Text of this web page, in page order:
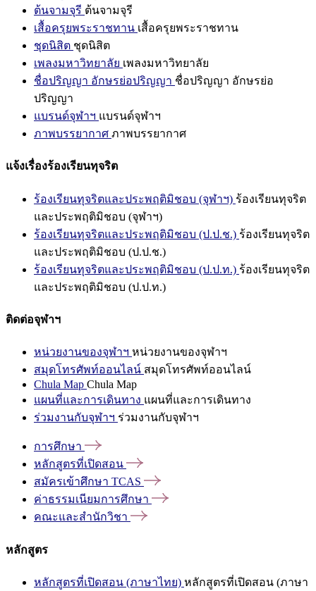
ต้นจามจุรี ต้นจามจุรี
เสื้อครุยพระราชทาน เสื้อครุยพระราชทาน
ชุดนิสิต ชุดนิสิต
เพลงมหาวิทยาลัย เพลงมหาวิทยาลัย
ชื่อปริญญา อักษรย่อปริญญา ชื่อปริญญา อักษรย่อ
ปริญญา
แบรนด์จุฬาฯ แบรนด์จุฬาฯ
ภาพบรรยากาศ ภาพบรรยากาศ
แจ้งเรื่องร้องเรียนทุจริต
ร้องเรียนทุจริตและประพฤติมิชอบ (จุฬาฯ) ร้องเรียนทุจริต
และประพฤติมิชอบ (จุฬาฯ)
ร้องเรียนทุจริตและประพฤติมิชอบ (ป.ป.ช.) ร้องเรียนทุจริต
และประพฤติมิชอบ (ป.ป.ช.)
ร้องเรียนทุจริตและประพฤติมิชอบ (ป.ป.ท.) ร้องเรียนทุจริต
และประพฤติมิชอบ (ป.ป.ท.)
ติดต่อจุฬาฯ
หน่วยงานของจุฬาฯ หน่วยงานของจุฬาฯ
สมุดโทรศัพท์ออนไลน์ สมุดโทรศัพท์ออนไลน์
Chula Map Chula Map
แผนที่และการเดินทาง แผนที่และการเดินทาง
ร่วมงานกับจุฬาฯ ร่วมงานกับจุฬาฯ
การศึกษา
หลักสูตรที่เปิดสอน
สมัครเข้าศึกษา TCAS
ค่าธรรมเนียมการศึกษา
คณะและสำนักวิชา
หลักสูตร
หลักสูตรที่เปิดสอน (ภาษาไทย) หลักสูตรที่เปิดสอน (ภาษา